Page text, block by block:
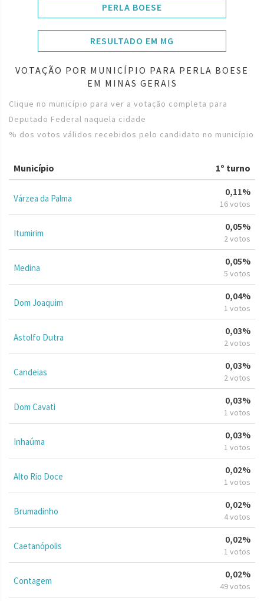
PERLA BOESE
RESULTADO EM MG
VOTAÇÃO POR MUNICÍPIO PARA PERLA BOESE
EM MINAS GERAIS
Clique no município para ver a votação completa para
Deputado Federal naquela cidade
% dos votos válidos recebidos pelo candidato no município
Município 1º turno
Várzea da Palma
0,11%
16 votos
Itumirim
0,05%
2 votos
Medina
0,05%
5 votos
Dom Joaquim
0,04%
1 votos
Astolfo Dutra
0,03%
2 votos
Candeias
0,03%
2 votos
Dom Cavati
0,03%
1 votos
Inhaúma
0,03%
1 votos
Alto Rio Doce
0,02%
1 votos
Brumadinho
0,02%
4 votos
Caetanópolis
0,02%
1 votos
Contagem
0,02%
49 votos